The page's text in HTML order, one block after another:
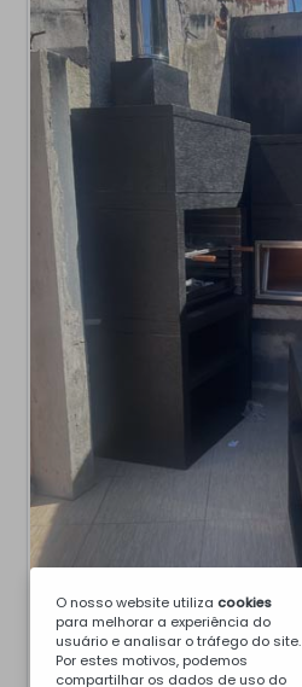
O nosso website utiliza cookies
para melhorar a experiência do
usuário e analisar o tráfego do site.
Por estes motivos, podemos
compartilhar os dados de uso do